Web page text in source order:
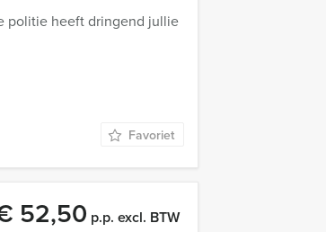
politie heeft dringend jullie
Favoriet
52,50 p.p. excl. BTW